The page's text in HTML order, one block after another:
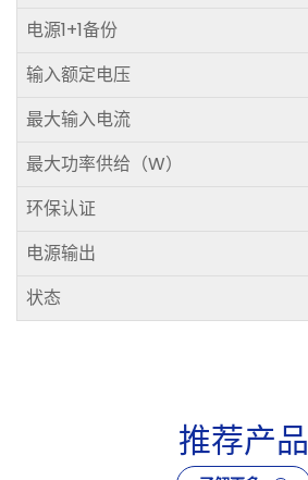
电源1+1备份
输入额定电压
最大输入电流
最大功率供给（W）
环保认证
电源输出
状态
推荐产品